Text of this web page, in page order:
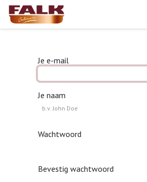
Overslaan naar inhoud
Je e-mail
Je naam
Wachtwoord
Bevestig wachtwoord